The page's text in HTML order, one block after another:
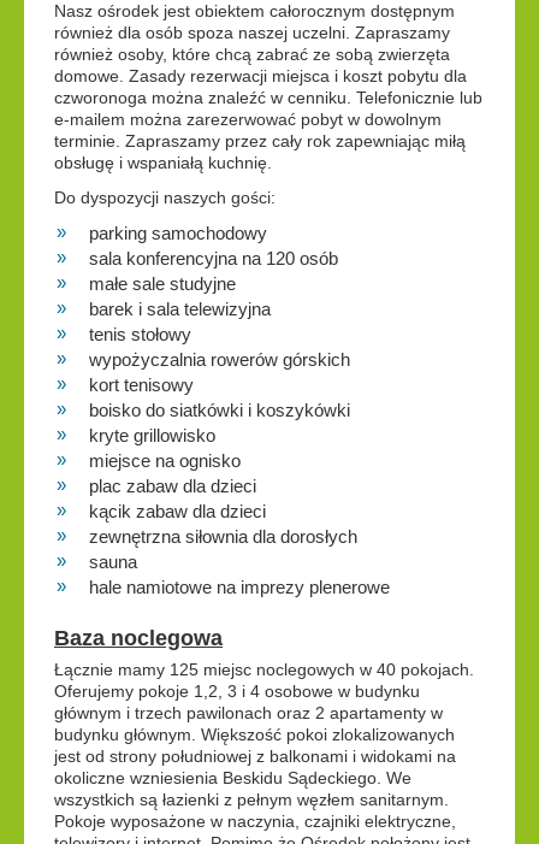
Nasz ośrodek jest obiektem całorocznym dostępnym
również dla osób spoza naszej uczelni. Zapraszamy
również osoby, które chcą zabrać ze sobą zwierzęta
domowe. Zasady rezerwacji miejsca i koszt pobytu dla
czworonoga można znaleźć w cenniku. Telefonicznie lub
e-mailem można zarezerwować pobyt w dowolnym
terminie. Zapraszamy przez cały rok zapewniając miłą
obsługę i wspaniałą kuchnię.
Do dyspozycji naszych gości:
parking samochodowy
sala konferencyjna na 120 osób
małe sale studyjne
barek i sala telewizyjna
tenis stołowy
wypożyczalnia rowerów górskich
kort tenisowy
boisko do siatkówki i koszykówki
kryte grillowisko
miejsce na ognisko
plac zabaw dla dzieci
kącik zabaw dla dzieci
zewnętrzna siłownia dla dorosłych
sauna
hale namiotowe na imprezy plenerowe
Baza noclegowa
Łącznie mamy 125 miejsc noclegowych w 40 pokojach.
Oferujemy pokoje 1,2, 3 i 4 osobowe w budynku
głównym i trzech pawilonach oraz 2 apartamenty w
budynku głównym. Większość pokoi zlokalizowanych
jest od strony południowej z balkonami i widokami na
okoliczne wzniesienia Beskidu Sądeckiego. We
wszystkich są łazienki z pełnym węzłem sanitarnym.
Pokoje wyposażone w naczynia, czajniki elektryczne,